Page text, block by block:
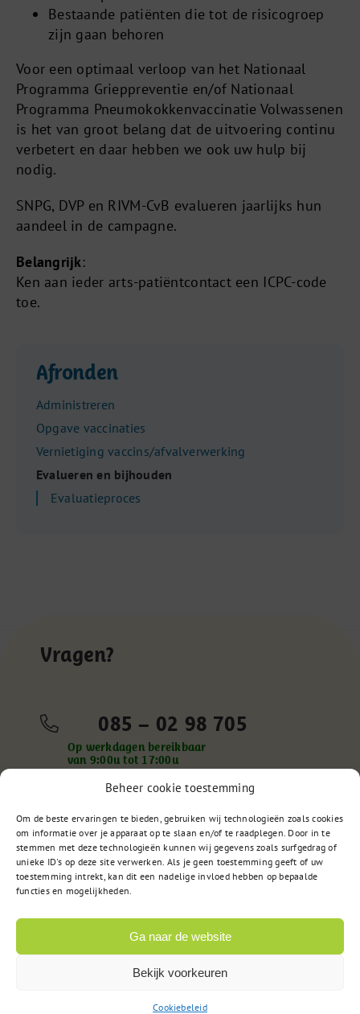
Beheer cookie toestemming
Om de beste ervaringen te bieden, gebruiken wij technologieën zoals cookies
om informatie over je apparaat op te slaan en/of te raadplegen. Door in te
stemmen met deze technologieën kunnen wij gegevens zoals surfgedrag of
unieke ID's op deze site verwerken. Als je geen toestemming geeft of uw
toestemming intrekt, kan dit een nadelige invloed hebben op bepaalde
functies en mogelijkheden.
Ga naar de website
Bekijk voorkeuren
Cookiebeleid
Bestaande patiënten die tot de risicogroep
zijn gaan behoren
Voor een optimaal verloop van het Nationaal
Programma Grieppreventie en/of Nationaal
Programma Pneumokokkenvaccinatie Volwassenen
is het van groot belang dat de uitvoering continu
verbetert en daar hebben we ook uw hulp bij
nodig.
SNPG, DVP en RIVM-CvB evalueren jaarlijks hun
aandeel in de campagne.
Belangrijk:
Ken aan ieder arts-patiëntcontact een ICPC-code
toe.
Afronden
Administreren
Opgave vaccinaties
Vernietiging vaccins/afvalverwerking
Evalueren en bijhouden
Evaluatieproces
Vragen?
085 – 02 98 705
Op werkdagen bereikbaar
van 9:00u tot 17:00u
of Stuur een bericht